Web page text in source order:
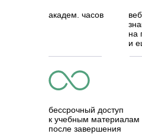
на
и
академ. часов
бессрочный доступ
к учебным материалам
после завершения